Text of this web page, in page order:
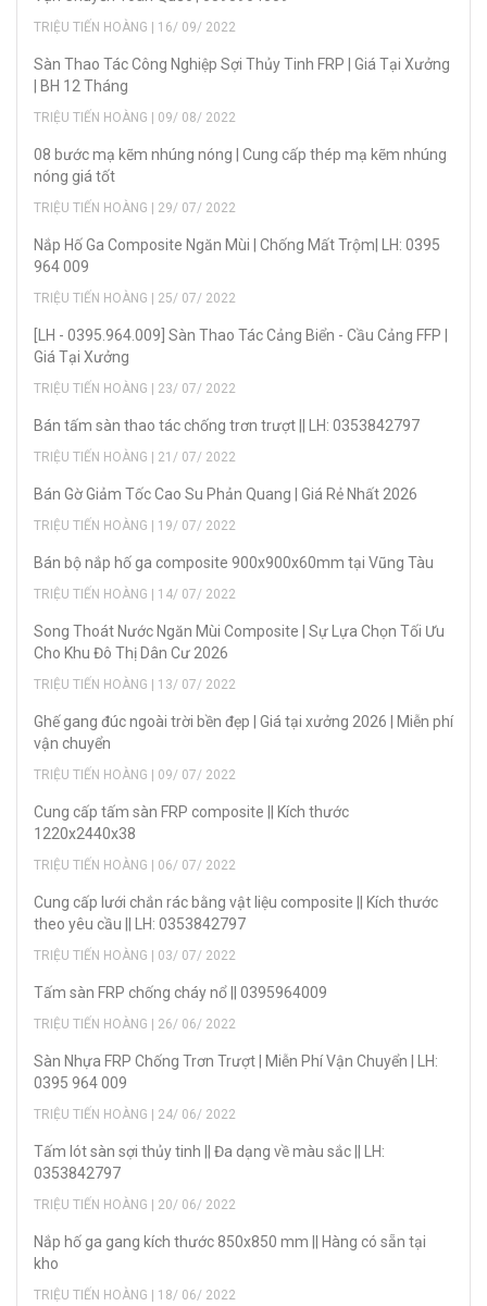
TRIỆU TIẾN HOÀNG | 16/ 09/ 2022
Sàn Thao Tác Công Nghiệp Sợi Thủy Tinh FRP | Giá Tại Xưởng
| BH 12 Tháng
TRIỆU TIẾN HOÀNG | 09/ 08/ 2022
08 bước mạ kẽm nhúng nóng | Cung cấp thép mạ kẽm nhúng
nóng giá tốt
TRIỆU TIẾN HOÀNG | 29/ 07/ 2022
Nắp Hố Ga Composite Ngăn Mùi | Chống Mất Trộm| LH: 0395
964 009
TRIỆU TIẾN HOÀNG | 25/ 07/ 2022
[LH - 0395.964.009] Sàn Thao Tác Cảng Biển - Cầu Cảng FFP |
Giá Tại Xưởng
TRIỆU TIẾN HOÀNG | 23/ 07/ 2022
Bán tấm sàn thao tác chống trơn trượt || LH: 0353842797
TRIỆU TIẾN HOÀNG | 21/ 07/ 2022
Bán Gờ Giảm Tốc Cao Su Phản Quang | Giá Rẻ Nhất 2026
TRIỆU TIẾN HOÀNG | 19/ 07/ 2022
Bán bộ nắp hố ga composite 900x900x60mm tại Vũng Tàu
TRIỆU TIẾN HOÀNG | 14/ 07/ 2022
Song Thoát Nước Ngăn Mùi Composite | Sự Lựa Chọn Tối Ưu
Cho Khu Đô Thị Dân Cư 2026
TRIỆU TIẾN HOÀNG | 13/ 07/ 2022
Ghế gang đúc ngoài trời bền đẹp | Giá tại xưởng 2026 | Miễn phí
vận chuyển
TRIỆU TIẾN HOÀNG | 09/ 07/ 2022
Cung cấp tấm sàn FRP composite || Kích thước
1220x2440x38
TRIỆU TIẾN HOÀNG | 06/ 07/ 2022
Cung cấp lưới chắn rác bằng vật liệu composite || Kích thước
theo yêu cầu || LH: 0353842797
TRIỆU TIẾN HOÀNG | 03/ 07/ 2022
Tấm sàn FRP chống cháy nổ || 0395964009
TRIỆU TIẾN HOÀNG | 26/ 06/ 2022
Sàn Nhựa FRP Chống Trơn Trượt | Miễn Phí Vận Chuyển | LH:
0395 964 009
TRIỆU TIẾN HOÀNG | 24/ 06/ 2022
Tấm lót sàn sợi thủy tinh || Đa dạng về màu sắc || LH:
0353842797
TRIỆU TIẾN HOÀNG | 20/ 06/ 2022
Nắp hố ga gang kích thước 850x850 mm || Hàng có sẵn tại
kho
TRIỆU TIẾN HOÀNG | 18/ 06/ 2022